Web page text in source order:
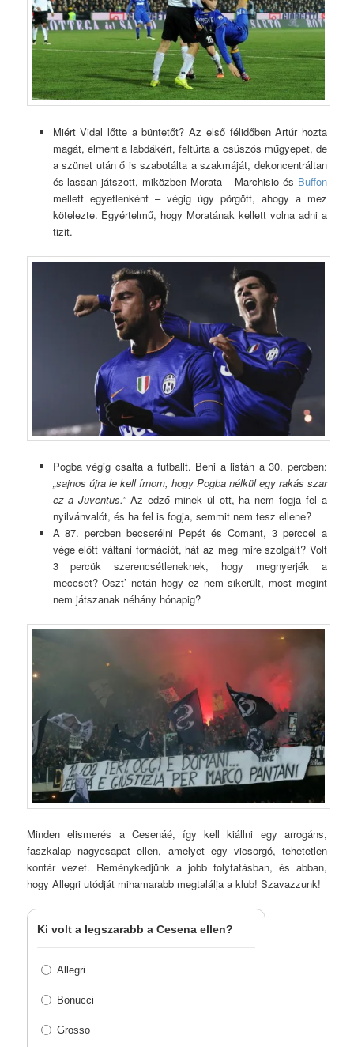
Miért Vidal lőtte a büntetőt? Az első félidőben Artúr hozta
magát, elment a labdákért, feltúrta a csúszós műgyepet, de
a szünet után ő is szabotálta a szakmáját, dekoncentráltan
és lassan játszott, miközben Morata – Marchisio és Buffon
mellett egyetlenként – végig úgy pörgött, ahogy a mez
kötelezte. Egyértelmű, hogy Moratának kellett volna adni a
tizit.
Pogba végig csalta a futballt. Beni a listán a 30. percben:
„sajnos újra le kell írnom, hogy Pogba nélkül egy rakás szar
ez a Juventus.”Az edző minek ül ott, ha nem fogja fel a
nyilvánvalót, és ha fel is fogja, semmit nem tesz ellene?
A 87. percben becserélni Pepét és Comant, 3 perccel a
vége előtt váltani formációt, hát az meg mire szolgált? Volt
3 percük szerencsétleneknek, hogy megnyerjék a
meccset? Oszt’ netán hogy ez nem sikerült, most megint
nem játszanak néhány hónapig?
Minden elismerés a Cesenáé, így kell kiállni egy arrogáns,
faszkalap nagycsapat ellen, amelyet egy vicsorgó, tehetetlen
kontár vezet. Reménykedjünk a jobb folytatásban, és abban,
hogy Allegri utódját mihamarabb megtalálja a klub! Szavazzunk!
Ki volt a legszarabb a Cesena ellen?
Allegri
Bonucci
Grosso